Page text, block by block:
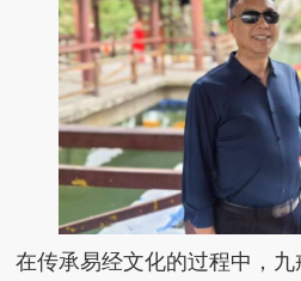
在传承易经文化的过程中，